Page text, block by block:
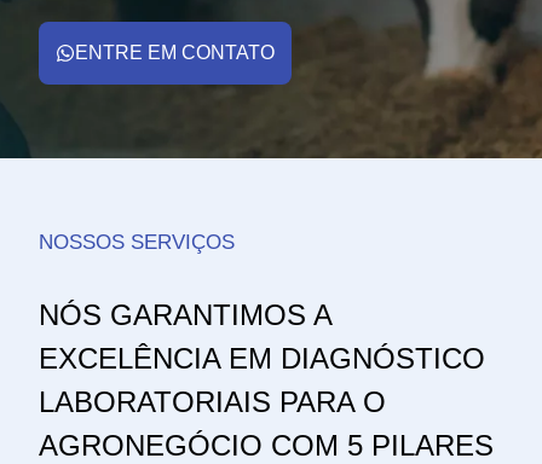
ENTRE EM CONTATO
NOSSOS SERVIÇOS
NÓS GARANTIMOS A
EXCELÊNCIA EM DIAGNÓSTICO
LABORATORIAIS PARA O
AGRONEGÓCIO COM 5 PILARES